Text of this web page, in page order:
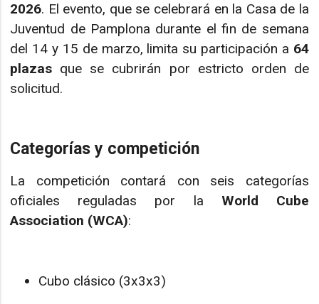
2026. El evento, que se celebrará en la Casa de la
Juventud de Pamplona durante el fin de semana
del 14 y 15 de marzo, limita su participación a 64
plazas que se cubrirán por estricto orden de
solicitud.
Categorías y competición
La competición contará con seis categorías
oficiales reguladas por la World Cube
Association (WCA):
Cubo clásico (3x3x3)